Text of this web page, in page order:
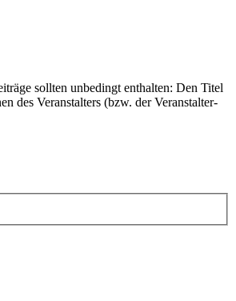
sollten unbedingt enthalten: Den Titel
des Veranstalters (bzw. der Veranstalter-